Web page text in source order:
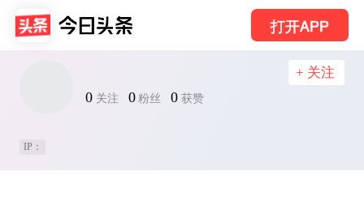
打开APP
0 关注 0 粉丝 0 获赞
+ 关注
IP：